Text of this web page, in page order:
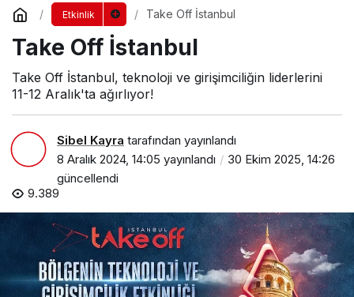
Etkinlik Take Off İstanbul
Take Off İstanbul
Take Off İstanbul, teknoloji ve girişimciliğin liderlerini
11-12 Aralık'ta ağırlıyor!
Sibel Kayra tarafından yayınlandı
8 Aralık 2024, 14:05 yayınlandı
30 Ekim 2025, 14:26
güncellendi
9.389